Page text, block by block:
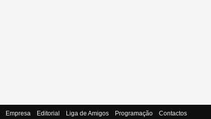
Empresa Editorial Liga de Amigos Programação Contactos